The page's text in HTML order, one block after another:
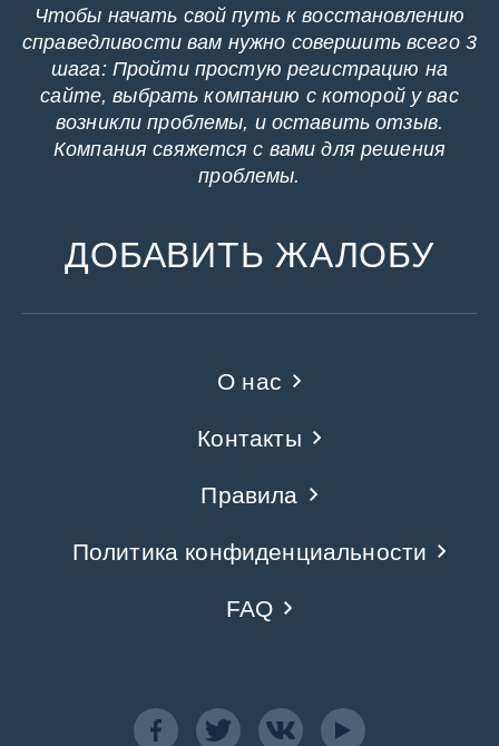
Чтобы начать свой путь к восстановлению
справедливости вам нужно совершить всего 3
шага: Пройти простую регистрацию на
сайте, выбрать компанию с которой у вас
возникли проблемы, и оставить отзыв.
Компания свяжется с вами для решения
проблемы.
ДОБАВИТЬ ЖАЛОБУ
О нас
Контакты
Правила
Политика конфиденциальности
FAQ